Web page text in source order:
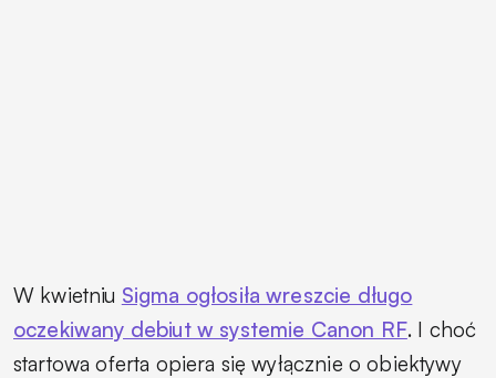
W kwietniu Sigma ogłosiła wreszcie długo
oczekiwany debiut w systemie Canon RF. I choć
startowa oferta opiera się wyłącznie o obiektywy